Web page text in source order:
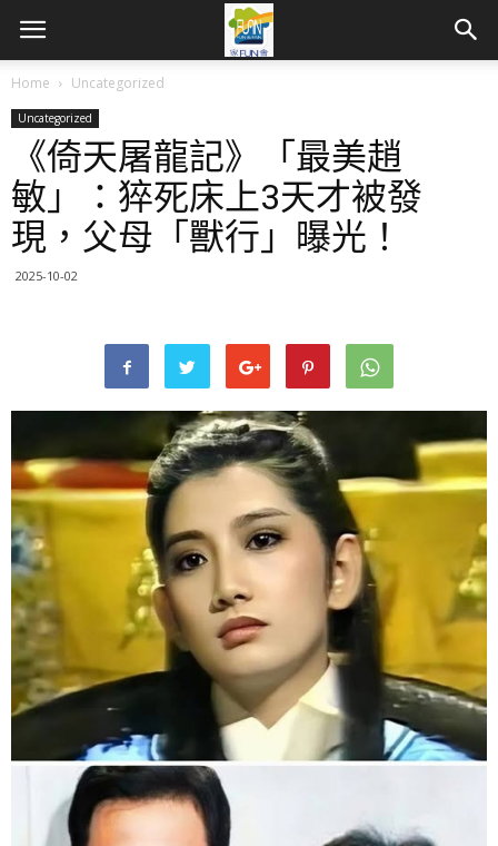
Home Uncategorized
Uncategorized
《倚天屠龍記》「最美趙
敏」：猝死床上3天才被發
現，父母「獸行」曝光！
2025-10-02